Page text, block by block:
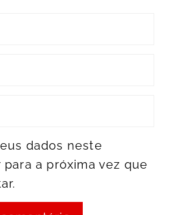
dados neste
para a próxima vez que